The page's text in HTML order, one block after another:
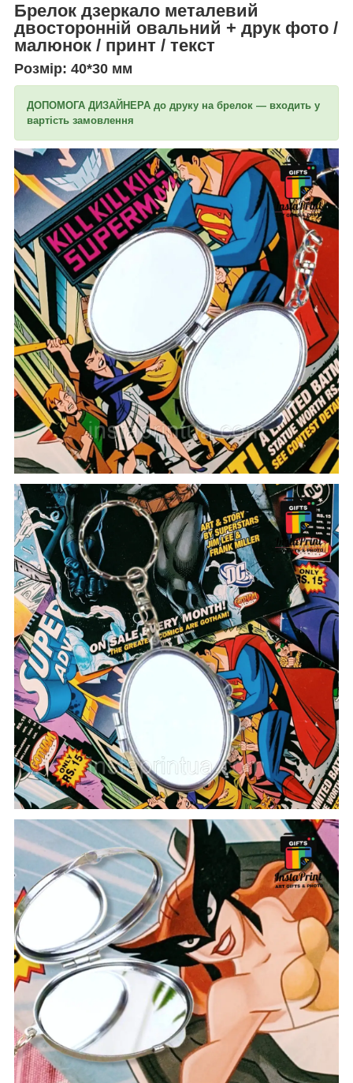
Брелок дзеркало металевий
двосторонній овальний + друк фото /
малюнок / принт / текст
Розмір: 40*30 мм
ДОПОМОГА ДИЗАЙНЕРА до друку на брелок — входить у
вартість замовлення